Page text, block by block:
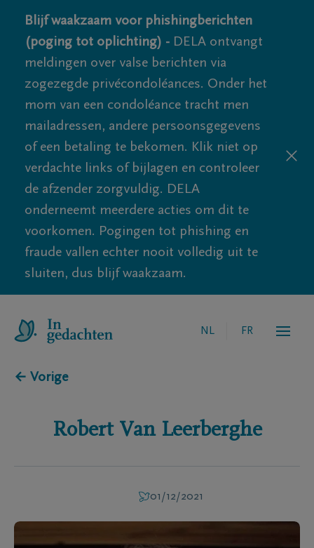
Blijf waakzaam voor phishingberichten
(poging tot oplichting) - DELA ontvangt
meldingen over valse berichten via
zogezegde privécondoléances. Onder het
mom van een condoléance tracht men
mailadressen, andere persoonsgegevens
of een betaling te bekomen. Klik niet op
verdachte links of bijlagen en controleer
de afzender zorgvuldig. DELA
onderneemt meerdere acties om dit te
voorkomen. Pogingen tot phishing en
fraude vallen echter nooit volledig uit te
sluiten, dus blijf waakzaam.
NL FR
← Vorige
Robert Van Leerberghe
01/12/2021